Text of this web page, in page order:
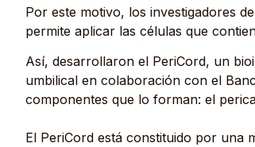
Por este motivo, los investigadores
permite aplicar las células que
Así, desarrollaron el PeriCord, un
umbilical en colaboración con el
componentes que lo forman: el
El PeriCord está constituido por una